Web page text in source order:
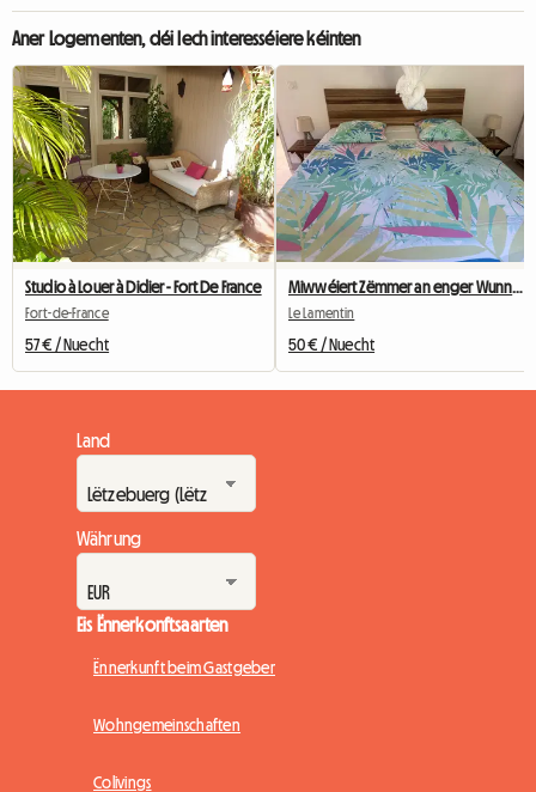
Aner Logementen, déi Iech interesséiere kéinten
Studio à Louer à Didier - Fort De France
Fort-de-France
57 € / Nuecht
Le Lamentin
50 € / Nuecht
Land
Währung
Eis Ënnerkonftsaarten
Ënnerkunft beim Gastgeber
Wohngemeinschaften
Colivings